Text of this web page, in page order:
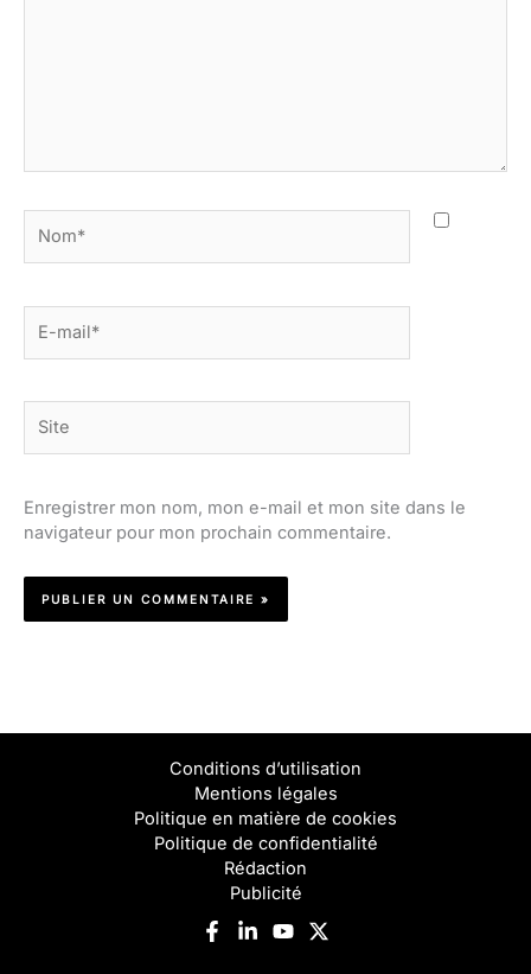
mail*
Enregistrer mon nom, mon e-mail et mon site dans le
navigateur pour mon prochain commentaire.
Conditions d’utilisation
Mentions légales
Politique en matière de cookies
Politique de confidentialité
Rédaction
Publicité